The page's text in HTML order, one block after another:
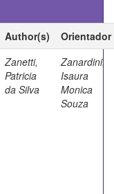
Author(s)
Orientador
Zanetti,
Patricia
da Silva
Zanardini,
Isaura
Monica
Souza